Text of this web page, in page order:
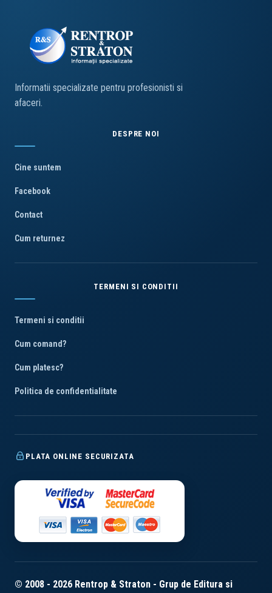
Informatii specializate pentru profesionisti si
afaceri.
DESPRE NOI
Cine suntem
Facebook
Contact
Cum returnez
TERMENI SI CONDITII
Termeni si conditii
Cum comand?
Cum platesc?
Politica de confidentialitate
PLATA ONLINE SECURIZATA
© 2008 - 2026 Rentrop & Straton - Grup de Editura si